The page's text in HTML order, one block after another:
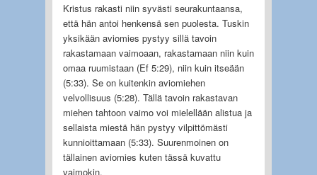
Kristus rakasti niin syvästi seurakuntaansa,
että hän antoi henkensä sen puolesta. Tuskin
yksikään aviomies pystyy sillä tavoin
rakastamaan vaimoaan, rakastamaan niin kuin
omaa ruumistaan (Ef 5:29), niin kuin itseään
(5:33). Se on kuitenkin aviomiehen
velvollisuus (5:28). Tällä tavoin rakastavan
miehen tahtoon vaimo voi mielellään alistua ja
sellaista miestä hän pystyy vilpittömästi
kunnioittamaan (5:33). Suurenmoinen on
tällainen aviomies kuten tässä kuvattu
vaimokin.